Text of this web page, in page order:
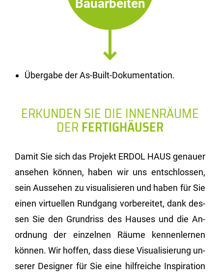
Bauarbeiten
Übergabe der As-Built-Dokumentation.
ERKUNDEN SIE DIE INNENRÄUME
DERFERTIGHÄUSER
Damit Sie sich das Pro­jekt ERDOL HAUS ge­nau­er
an­se­hen kön­nen, haben wir uns ent­schlos­sen,
sein Aus­se­hen zu vi­sua­li­sie­ren und haben für Sie
einen vir­tu­el­len Rund­gang vor­be­rei­tet, dank des­
sen Sie den Grund­riss des Hau­ses und die An­
ord­nung der ein­zel­nen Räume ken­nen­ler­nen
kön­nen. Wir hof­fen, dass diese Vi­sua­li­sie­rung un­
se­rer De­si­gner für Sie eine hilf­rei­che In­spi­ra­ti­on